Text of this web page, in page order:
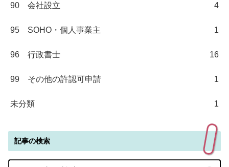
90 会社設立 4
95 SOHO・個人事業主 1
96 行政書士 16
99 その他の許認可申請 1
未分類 1
記事の検索